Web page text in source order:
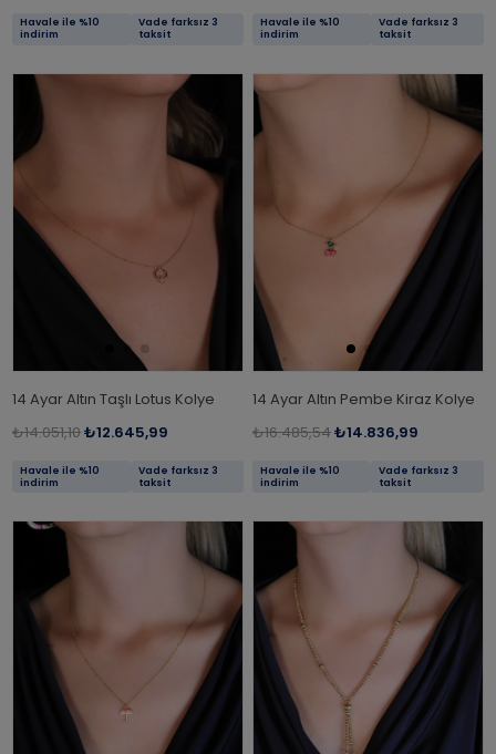
Havale ile %10
indirim
Vade farksız 3
taksit
Havale ile %10
indirim
Vade farksız 3
taksit
14 Ayar Altın Taşlı Lotus Kolye
₺14.051,10₺12.645,99
Havale ile %10
indirim
Vade farksız 3
taksit
14 Ayar Altın Pembe Kiraz Kolye
₺16.485,54₺14.836,99
Havale ile %10
indirim
Vade farksız 3
taksit